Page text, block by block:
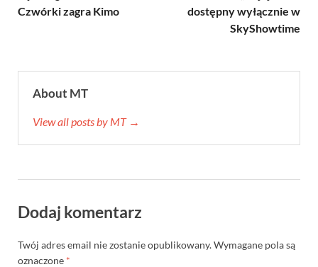
Czwórki zagra Kimo
dostępny wyłącznie w
SkyShowtime
About MT
View all posts by MT →
Dodaj komentarz
Twój adres email nie zostanie opublikowany.Wymagane pola są
oznaczone *